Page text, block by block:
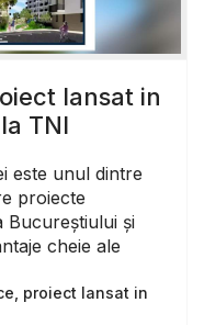
lansat in
TNI
este unul dintre
proiecte
Bucureștiului și
cheie ale
proiect lansat in